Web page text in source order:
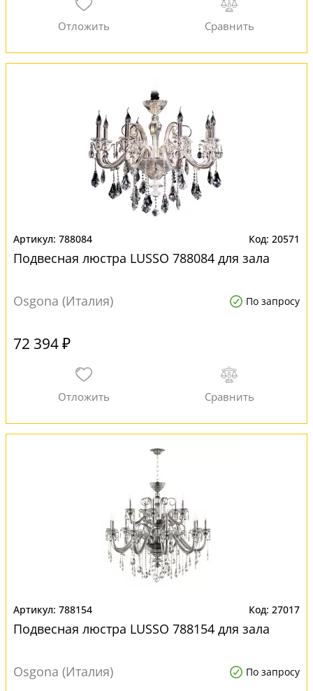
788084 20571
Подвесная люстра LUSSO 788084 для зала
Osgona (Италия) По запросу
72 394 ₽
788154 27017
Подвесная люстра LUSSO 788154 для зала
Osgona (Италия) По запросу